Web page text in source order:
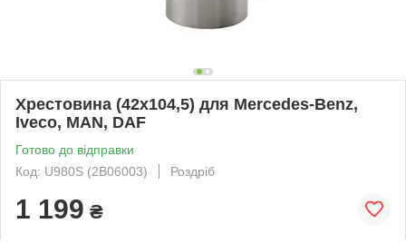
Хрестовина (42х104,5) для Mercedes-Benz,
Iveco, MAN, DAF
Готово до відправки
Код: U980S (2В06003)
Роздріб
1 199 ₴